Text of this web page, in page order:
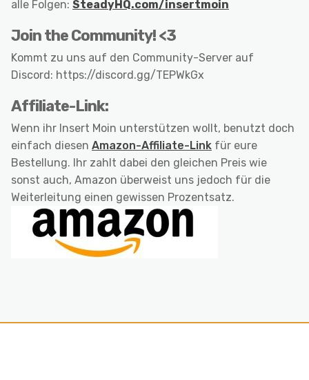
alle Folgen: SteadyHQ.com/insertmoin
Join the Community! <3
Kommt zu uns auf den Community-Server auf
Discord: https://discord.gg/TEPWkGx
Affiliate-Link:
Wenn ihr Insert Moin unterstützen wollt, benutzt doch
einfach diesen Amazon-Affiliate-Link für eure
Bestellung. Ihr zahlt dabei den gleichen Preis wie
sonst auch, Amazon überweist uns jedoch für die
Weiterleitung einen gewissen Prozentsatz.